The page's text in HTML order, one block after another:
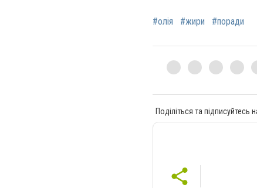
#олія #жири #поради
Поділіться та підписуйтесь